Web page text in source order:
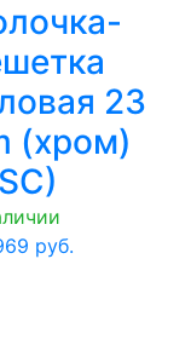
23
(хром)
руб.